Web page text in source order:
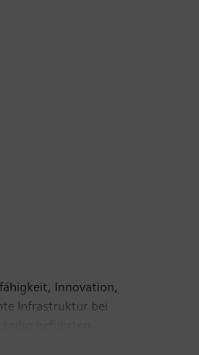
Innovation,
Infrastruktur bei
Anbieter intelligenter